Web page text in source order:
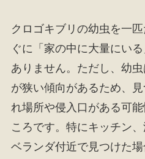
クロゴキブリの幼虫を一
ぐに「家の中に大量にい
ありません。ただし、幼
が狭い傾向があるため、
れ場所や侵入口がある可
ころです。特にキッチン、
ベランダ付近で見つけた